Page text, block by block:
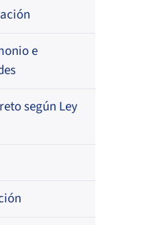
de
de
e
según Ley